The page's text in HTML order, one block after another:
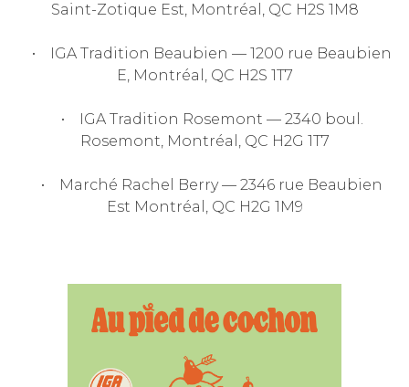
Saint-Zotique Est, Montréal, QC H2S 1M8
• IGA Tradition Beaubien — 1200 rue Beaubien
E, Montréal, QC H2S 1T7
• IGA Tradition Rosemont — 2340 boul.
Rosemont, Montréal, QC H2G 1T7
• Marché Rachel Berry — 2346 rue Beaubien
Est Montréal, QC H2G 1M9